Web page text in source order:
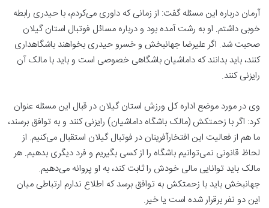
آرمان درباره این مسئله گفت: از زمانی که داوری می‌کردم، با حیدری رابطه
خوبی داشتم. او به رشت آمده بود و درباره مسائل فوتبال استان گیلان
صحبت شد. اگر علیرضا جهانبخش و خسرو حیدری بخواهند باشگاهداری
کنند، باید بدانند که داماشیان باشگاهی خصوصی است و باید با مالک آن
رایزنی کنند.
وی در مورد موضع اداره کل ورزش استان گیلان در قبال این مسئله عنوان
کرد: اگر با زحمتکش (مالک باشگاه داماشیان) رایزنی کنند و به توافق برسند،
ما هم از فعالیت این افتخارآفرینان در فوتبال گیلان استقبال می‌کنیم. از
لحاظ قانونی نمی‌توانیم باشگاه را از کسی بگیریم و فرد دیگری بدهیم. هر
مالک باید توانایی مالی خودش را ثابت کند، به او پروانه می‌دهیم.
جهانبخش باید با زحمتکش به توافق برسد که اطلاع ندارم ارتباطی میان
این دو نفر برقرار شده است یا خیر.